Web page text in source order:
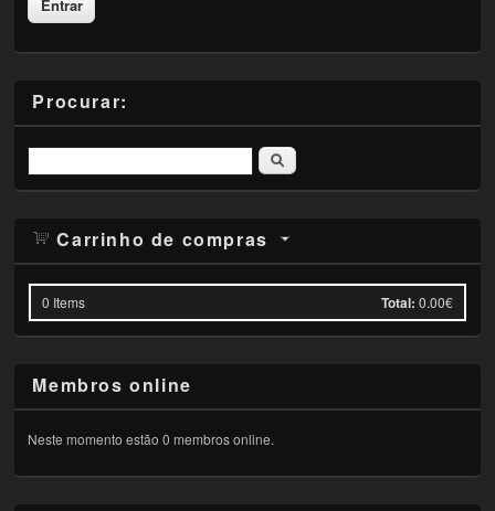
Procurar:
Pesquisar
Carrinho de compras
0 Items Total: 0.00€
Membros online
Neste momento estão 0 membros online.